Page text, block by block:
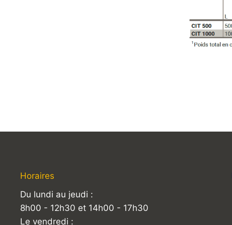
Horaires
Du lundi au jeudi :
8h00 - 12h30 et 14h00 - 17h30
Le vendredi :